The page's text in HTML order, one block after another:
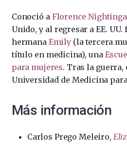
Conoció a Florence
Unido, y al regresar a EE.
hermana Emily(la tercera
título en medicina), una
para mujeres. Tras la guerra,
Universidad de Medicina
Más información
Carlos Prego Meleiro,